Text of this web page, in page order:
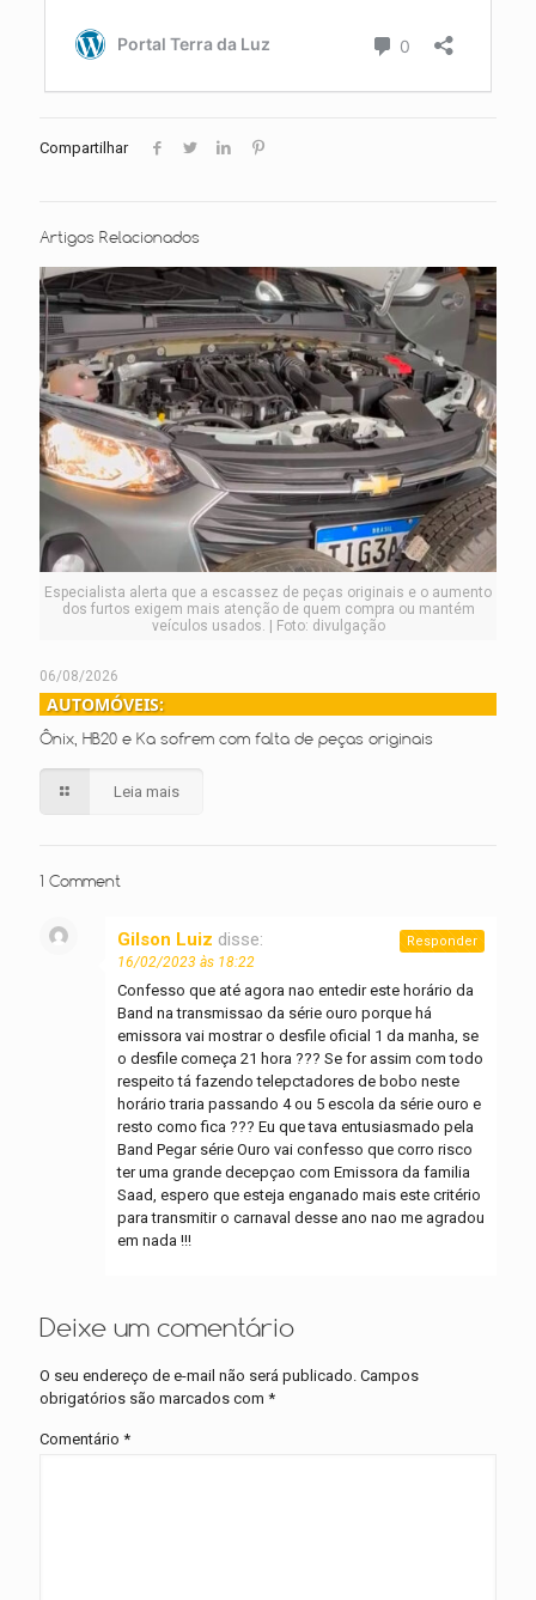
Compartilhar
Artigos Relacionados
Especialista alerta que a escassez de peças originais e o aumento
dos furtos exigem mais atenção de quem compra ou mantém
veículos usados. | Foto: divulgação
06/08/2026
AUTOMÓVEIS:
Ônix, HB20 e Ka sofrem com falta de peças originais
Leia mais
1 Comment
Gilson Luiz disse:
16/02/2023 às 18:22
Confesso que até agora nao entedir este horário da
Band na transmissao da série ouro porque há
emissora vai mostrar o desfile oficial 1 da manha, se
o desfile começa 21 hora ??? Se for assim com todo
respeito tá fazendo telepctadores de bobo neste
horário traria passando 4 ou 5 escola da série ouro e
resto como fica ??? Eu que tava entusiasmado pela
Band Pegar série Ouro vai confesso que corro risco
ter uma grande decepçao com Emissora da familia
Saad, espero que esteja enganado mais este critério
para transmitir o carnaval desse ano nao me agradou
em nada !!!
Responder
Deixe um comentário
O seu endereço de e-mail não será publicado. Campos
obrigatórios são marcados com *
Comentário *